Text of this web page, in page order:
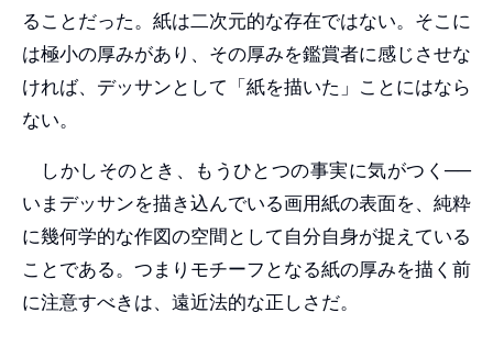
ることだった。紙は二次元的な存在ではない。そこに
は極小の厚みがあり、その厚みを鑑賞者に感じさせな
ければ、デッサンとして「紙を描いた」ことにはなら
ない。
しかしそのとき、もうひとつの事実に気がつく──
いまデッサンを描き込んでいる画用紙の表面を、純粋
に幾何学的な作図の空間として自分自身が捉えている
ことである。つまりモチーフとなる紙の厚みを描く前
に注意すべきは、遠近法的な正しさだ。